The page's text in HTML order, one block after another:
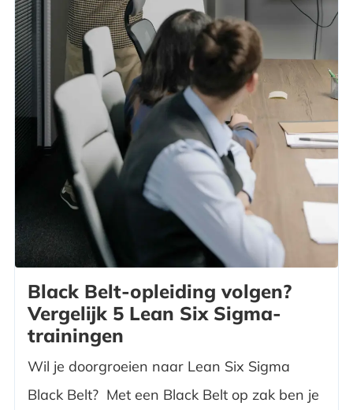
Black Belt-opleiding volgen?
Vergelijk 5 Lean Six Sigma-
trainingen
Wil je doorgroeien naar Lean Six Sigma
Black Belt? Met een Black Belt op zak ben je